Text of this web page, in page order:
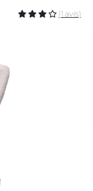
(1 avis)